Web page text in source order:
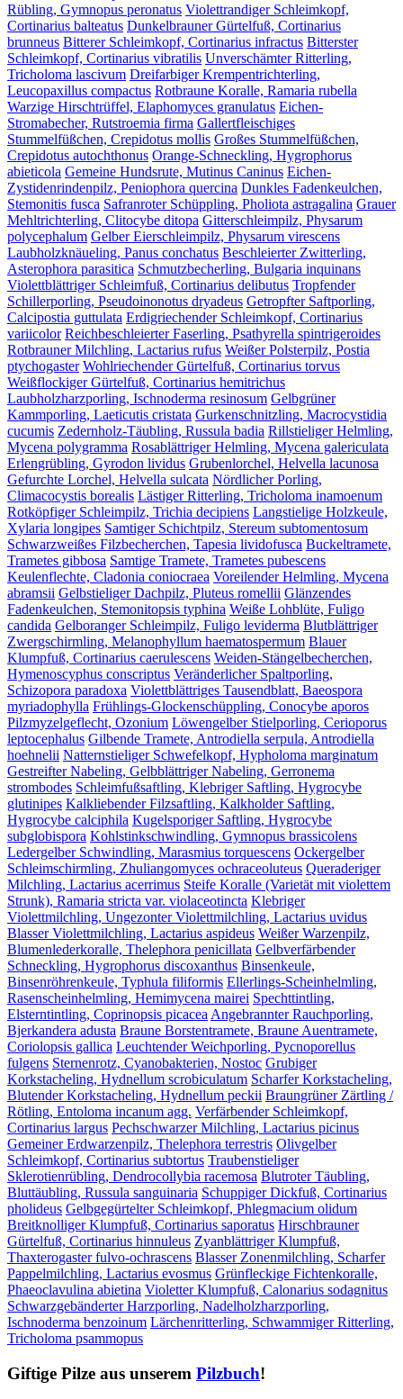
Rübling, Gymnopus peronatus Violettrandiger Schleimkopf,
Cortinarius balteatus Dunkelbrauner Gürtelfuß, Cortinarius
brunneus Bitterer Schleimkopf, Cortinarius infractus Bitterster
Schleimkopf, Cortinarius vibratilis Unverschämter Ritterling,
Tricholoma lascivum Dreifarbiger Krempentrichterling,
Leucopaxillus compactus Rotbraune Koralle, Ramaria rubella
Warzige Hirschtrüffel, Elaphomyces granulatus Eichen-
Stromabecher, Rutstroemia firma Gallertfleischiges
Stummelfüßchen, Crepidotus mollis Großes Stummelfüßchen,
Crepidotus autochthonus Orange-Schneckling, Hygrophorus
abieticola Gemeine Hundsrute, Mutinus Caninus Eichen-
Zystidenrindenpilz, Peniophora quercina Dunkles Fadenkeulchen,
Stemonitis fusca Safranroter Schüppling, Pholiota astragalina Grauer
Mehltrichterling, Clitocybe ditopa Gitterschleimpilz, Physarum
polycephalum Gelber Eierschleimpilz, Physarum virescens
Laubholzknäueling, Panus conchatus Beschleierter Zwitterling,
Asterophora parasitica Schmutzbecherling, Bulgaria inquinans
Violettblättriger Schleimfuß, Cortinarius delibutus Tropfender
Schillerporling, Pseudoinonotus dryadeus Getropfter Saftporling,
Calcipostia guttulata Erdigriechender Schleimkopf, Cortinarius
variicolor Reichbeschleierter Faserling, Psathyrella spintrigeroides
Rotbrauner Milchling, Lactarius rufus Weißer Polsterpilz, Postia
ptychogaster Wohlriechender Gürtelfuß, Cortinarius torvus
Weißflockiger Gürtelfuß, Cortinarius hemitrichus
Laubholzharzporling, Ischnoderma resinosum Gelbgrüner
Kammporling, Laeticutis cristata Gurkenschnitzling, Macrocystidia
cucumis Zedernholz-Täubling, Russula badia Rillstieliger Helmling,
Mycena polygramma Rosablättriger Helmling, Mycena galericulata
Erlengrübling, Gyrodon lividus Grubenlorchel, Helvella lacunosa
Gefurchte Lorchel, Helvella sulcata Nördlicher Porling,
Climacocystis borealis Lästiger Ritterling, Tricholoma inamoenum
Rotköpfiger Schleimpilz, Trichia decipiens Langstielige Holzkeule,
Xylaria longipes Samtiger Schichtpilz, Stereum subtomentosum
Schwarzweißes Filzbecherchen, Tapesia lividofusca Buckeltramete,
Trametes gibbosa Samtige Tramete, Trametes pubescens
Keulenflechte, Cladonia coniocraea Voreilender Helmling, Mycena
abramsii Gelbstieliger Dachpilz, Pluteus romellii Glänzendes
Fadenkeulchen, Stemonitopsis typhina Weiße Lohblüte, Fuligo
candida Gelboranger Schleimpilz, Fuligo leviderma Blutblättriger
Zwergschirmling, Melanophyllum haematospermum Blauer
Klumpfuß, Cortinarius caerulescens Weiden-Stängelbecherchen,
Hymenoscyphus conscriptus Veränderlicher Spaltporling,
Schizopora paradoxa Violettblättriges Tausendblatt, Baeospora
myriadophylla Frühlings-Glockenschüppling, Conocybe aporos
Pilzmyzelgeflecht, Ozonium Löwengelber Stielporling, Cerioporus
leptocephalus Gilbende Tramete, Antrodiella serpula, Antrodiella
hoehnelii Natternstieliger Schwefelkopf, Hypholoma marginatum
Gestreifter Nabeling, Gelbblättriger Nabeling, Gerronema
strombodes Schleimfußsaftling, Klebriger Saftling, Hygrocybe
glutinipes Kalkliebender Filzsaftling, Kalkholder Saftling,
Hygrocybe calciphila Kugelsporiger Saftling, Hygrocybe
subglobispora Kohlstinkschwindling, Gymnopus brassicolens
Ledergelber Schwindling, Marasmius torquescens Ockergelber
Schleimschirmling, Zhuliangomyces ochraceoluteus Queraderiger
Milchling, Lactarius acerrimus Steife Koralle (Varietät mit violettem
Strunk), Ramaria stricta var. violaceotincta Klebriger
Violettmilchling, Ungezonter Violettmilchling, Lactarius uvidus
Blasser Violettmilchling, Lactarius aspideus Weißer Warzenpilz,
Blumenlederkoralle, Thelephora penicillata Gelbverfärbender
Schneckling, Hygrophorus discoxanthus Binsenkeule,
Binsenröhrenkeule, Typhula filiformis Ellerlings-Scheinhelmling,
Rasenscheinhelmling, Hemimycena mairei Spechttintling,
Elsterntintling, Coprinopsis picacea Angebrannter Rauchporling,
Bjerkandera adusta Braune Borstentramete, Braune Auentramete,
Coriolopsis gallica Leuchtender Weichporling, Pycnoporellus
fulgens Sternenrotz, Cyanobakterien, Nostoc Grubiger
Korkstacheling, Hydnellum scrobiculatum Scharfer Korkstacheling,
Blutender Korkstacheling, Hydnellum peckii Braungrüner Zärtling /
Rötling, Entoloma incanum agg. Verfärbender Schleimkopf,
Cortinarius largus Pechschwarzer Milchling, Lactarius picinus
Gemeiner Erdwarzenpilz, Thelephora terrestris Olivgelber
Schleimkopf, Cortinarius subtortus Traubenstieliger
Sklerotienrübling, Dendrocollybia racemosa Blutroter Täubling,
Bluttäubling, Russula sanguinaria Schuppiger Dickfuß, Cortinarius
pholideus Gelbgegürtelter Schleimkopf, Phlegmacium olidum
Breitknolliger Klumpfuß, Cortinarius saporatus Hirschbrauner
Gürtelfuß, Cortinarius hinnuleus Zyanblättriger Klumpfuß,
Thaxterogaster fulvo-ochrascens Blasser Zonenmilchling, Scharfer
Pappelmilchling, Lactarius evosmus Grünfleckige Fichtenkoralle,
Phaeoclavulina abietina Violetter Klumpfuß, Calonarius sodagnitus
Schwarzgebänderter Harzporling, Nadelholzharzporling,
Ischnoderma benzoinum Lärchenritterling, Schwammiger Ritterling,
Tricholoma psammopus
Giftige Pilze aus unserem Pilzbuch!